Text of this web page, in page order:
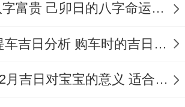
己卯日生人八字富贵 己卯日的八字命运如何
2025年买车提车吉日分析 购车时的吉日与禁忌
2024年农历12月吉日对宝宝的意义 适合龙年宝宝出生的日子有哪些